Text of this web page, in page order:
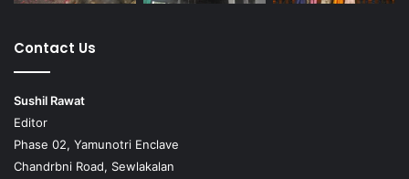
Contact Us
Sushil Rawat
Editor
Phase 02, Yamunotri Enclave
Chandrbni Road, Sewlakalan